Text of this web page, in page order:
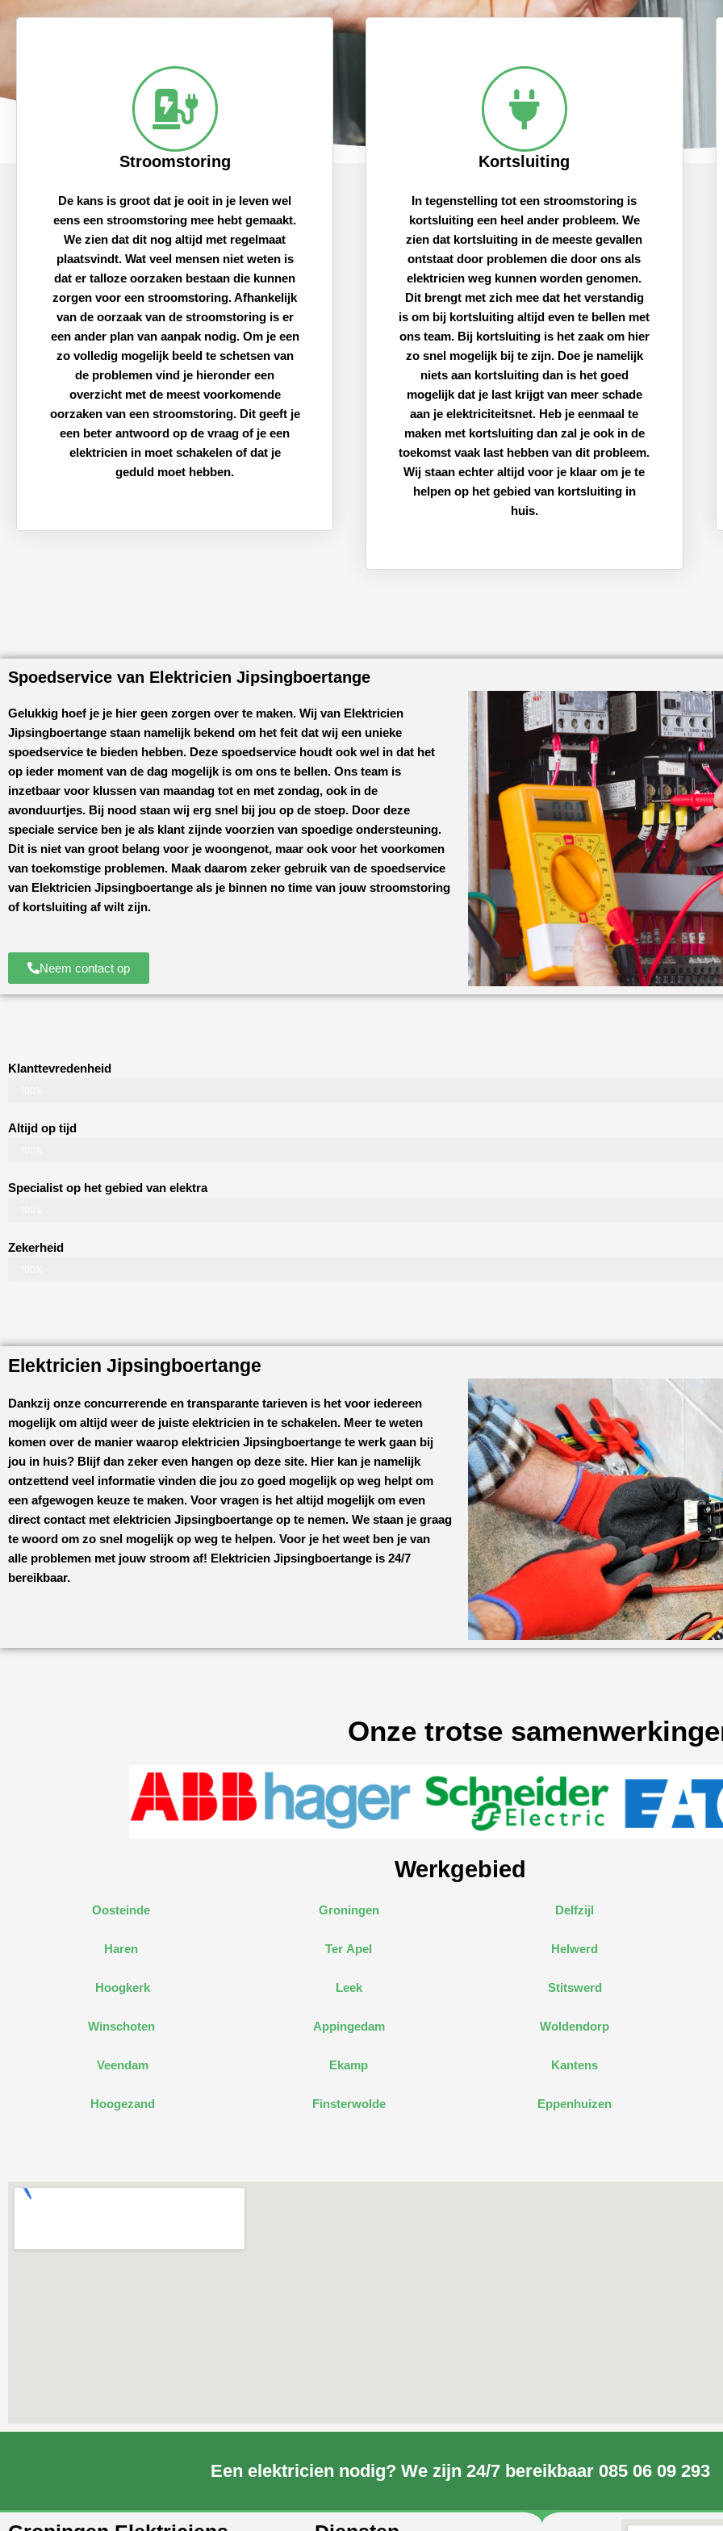
Stroomstoring
De kans is groot dat je ooit in je leven wel
eens een stroomstoring mee hebt gemaakt.
We zien dat dit nog altijd met regelmaat
plaatsvindt. Wat veel mensen niet weten is
dat er talloze oorzaken bestaan die kunnen
zorgen voor een stroomstoring. Afhankelijk
van de oorzaak van de stroomstoring is er
een ander plan van aanpak nodig. Om je een
zo volledig mogelijk beeld te schetsen van
de problemen vind je hieronder een
overzicht met de meest voorkomende
oorzaken van een stroomstoring. Dit geeft je
een beter antwoord op de vraag of je een
elektricien in moet schakelen of dat je
geduld moet hebben.
Kortsluiting
In tegenstelling tot een stroomstoring is
kortsluiting een heel ander probleem. We
zien dat kortsluiting in de meeste gevallen
ontstaat door problemen die door ons als
elektricien weg kunnen worden genomen.
Dit brengt met zich mee dat het verstandig
is om bij kortsluiting altijd even te bellen met
ons team. Bij kortsluiting is het zaak om hier
zo snel mogelijk bij te zijn. Doe je namelijk
niets aan kortsluiting dan is het goed
mogelijk dat je last krijgt van meer schade
aan je elektriciteitsnet. Heb je eenmaal te
maken met kortsluiting dan zal je ook in de
toekomst vaak last hebben van dit probleem.
Wij staan echter altijd voor je klaar om je te
helpen op het gebied van kortsluiting in
huis.
Spoedservice van Elektricien Jipsingboertange
Gelukkig hoef je je hier geen zorgen over te maken. Wij van Elektricien
Jipsingboertange staan namelijk bekend om het feit dat wij een unieke
spoedservice te bieden hebben. Deze spoedservice houdt ook wel in dat het
op ieder moment van de dag mogelijk is om ons te bellen. Ons team is
inzetbaar voor klussen van maandag tot en met zondag, ook in de
avonduurtjes. Bij nood staan wij erg snel bij jou op de stoep. Door deze
speciale service ben je als klant zijnde voorzien van spoedige ondersteuning.
Dit is niet van groot belang voor je woongenot, maar ook voor het voorkomen
van toekomstige problemen. Maak daarom zeker gebruik van de spoedservice
van Elektricien Jipsingboertange als je binnen no time van jouw stroomstoring
of kortsluiting af wilt zijn.
Neem contact op
Klanttevredenheid
Altijd op tijd
Specialist op het gebied van elektra
Zekerheid
Elektricien Jipsingboertange
Dankzij onze concurrerende en transparante tarieven is het voor iedereen
mogelijk om altijd weer de juiste elektricien in te schakelen. Meer te weten
komen over de manier waarop elektricien Jipsingboertange te werk gaan bij
jou in huis? Blijf dan zeker even hangen op deze site. Hier kan je namelijk
ontzettend veel informatie vinden die jou zo goed mogelijk op weg helpt om
een afgewogen keuze te maken. Voor vragen is het altijd mogelijk om even
direct contact met elektricien Jipsingboertange op te nemen. We staan je graag
te woord om zo snel mogelijk op weg te helpen. Voor je het weet ben je van
alle problemen met jouw stroom af! Elektricien Jipsingboertange is 24/7
bereikbaar.
Onze trotse
Werkgebied
Oosteinde
Haren
Hoogkerk
Winschoten
Veendam
Hoogezand
Groningen
Ter Apel
Leek
Appingedam
Ekamp
Finsterwolde
Delfzijl
Helwerd
Stitswerd
Woldendorp
Kantens
Eppenhuizen
Een elektricien nodig? We zijn 24/7 bereikbaar 085 06 09 293